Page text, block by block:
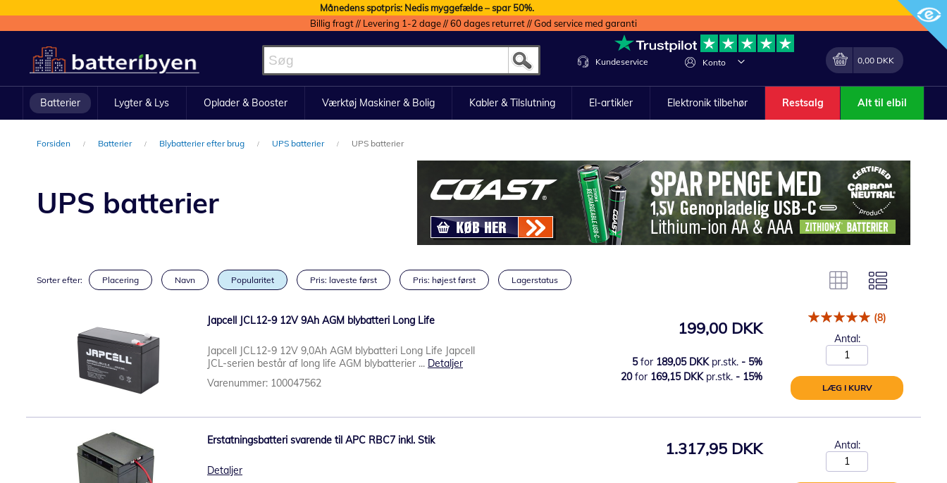
Månedens spotpris: Nedis myggefælde – spar 50%.
Billig fragt // Levering 1-2 dage // 60 dages returret // God service med garanti
to
Content
Konto
Lave
Min indkøbskurv
0,00 DKK
Kundeservice
Batterier Lygter & Lys Oplader & Booster Værktøj Maskiner & Bolig Kabler & Tilslutning El-artikler Elektronik tilbehør Restsalg Alt til elbil
Forsiden Batterier Blybatterier efter brug UPS batterier UPS batterier
UPS batterier
Sorter efter: Placering Navn Popularitet Pris: laveste først Pris: højest først Lagerstatus
Japcell JCL12-9 12V 9Ah AGM blybatteri Long Life
Japcell JCL12-9 12V 9,0Ah AGM blybatteri Long Life Japcell
JCL-serien består af long life AGM blybatterier ... Detaljer
Varenummer: 100047562
199,00 DKK
5for 189,05 DKK pr.stk. - 5%
20for 169,15 DKK pr.stk. - 15%
(8)
Antal:
LÆG I KURV
Erstatningsbatteri svarende til APC RBC7 inkl. Stik
Detaljer
1.317,95 DKK Antal: